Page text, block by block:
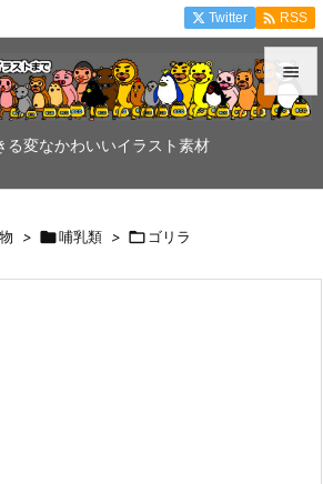
る変なかわいいイラスト素材


Twitter  RSS
> 哺乳類 >  ゴリラ